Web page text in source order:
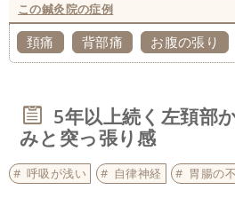
この鍼灸院の症例
頚痛 背部痛 お腹の張り
5年以上続く左頚部
みと突っ張り感
呼吸が浅い 自律神経 胃腸の